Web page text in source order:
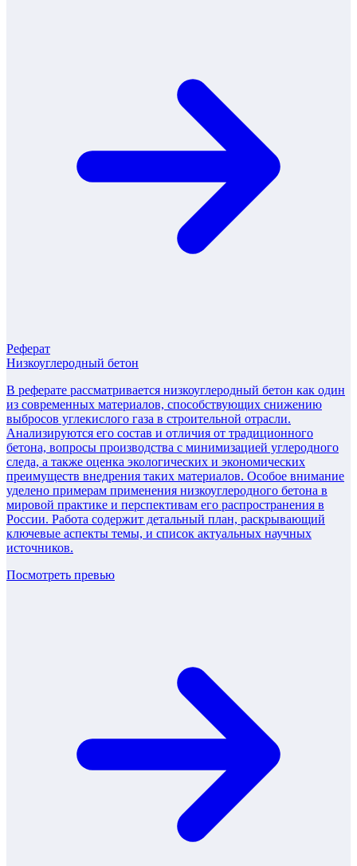
Реферат
Низкоуглеродный бетон
В реферате рассматривается низкоуглеродный бетон как один
из современных материалов, способствующих снижению
выбросов углекислого газа в строительной отрасли.
Анализируются его состав и отличия от традиционного
бетона, вопросы производства с минимизацией углеродного
следа, а также оценка экологических и экономических
преимуществ внедрения таких материалов. Особое внимание
уделено примерам применения низкоуглеродного бетона в
мировой практике и перспективам его распространения в
России. Работа содержит детальный план, раскрывающий
ключевые аспекты темы, и список актуальных научных
источников.
Посмотреть превью